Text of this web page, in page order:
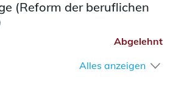
(Reform der beruflichen
Abgelehnt
Alles anzeigen